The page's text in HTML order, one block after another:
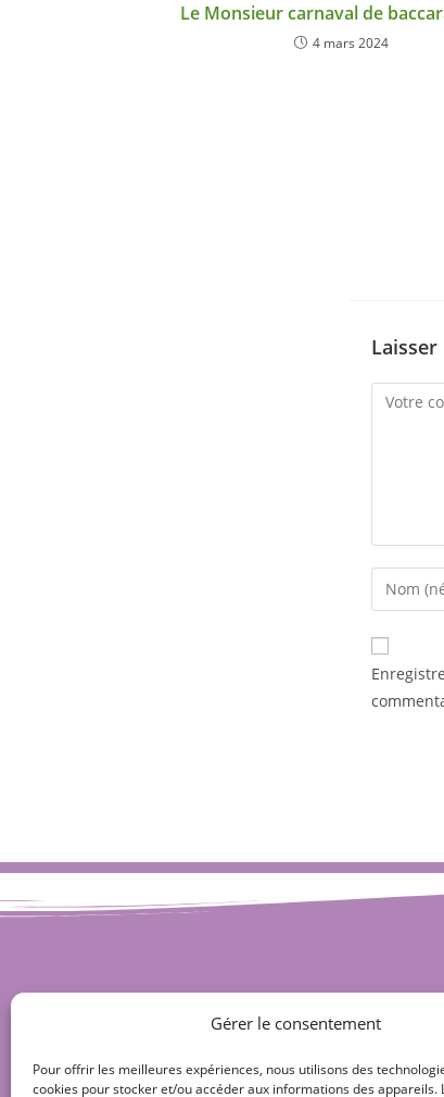
Gérer le consentement
Pour offrir les meilleures expériences, nous utilisons des
cookies pour stocker et/ou accéder aux informations des appareils.
Le Monsieur carnaval de
4 mars 2024